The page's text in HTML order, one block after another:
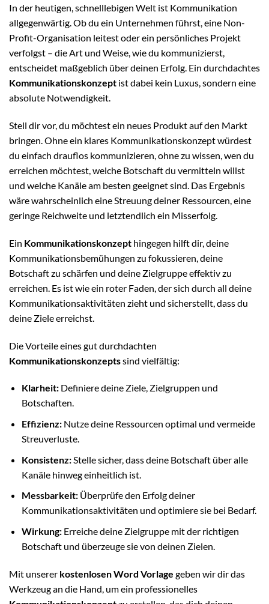
In der heutigen, schnelllebigen Welt ist Kommunikation
allgegenwärtig. Ob du ein Unternehmen führst, eine Non-
Profit-Organisation leitest oder ein persönliches Projekt
verfolgst – die Art und Weise, wie du kommunizierst,
entscheidet maßgeblich über deinen Erfolg. Ein durchdachtes
Kommunikationskonzept ist dabei kein Luxus, sondern eine
absolute Notwendigkeit.
Stell dir vor, du möchtest ein neues Produkt auf den Markt
bringen. Ohne ein klares Kommunikationskonzept würdest
du einfach drauflos kommunizieren, ohne zu wissen, wen du
erreichen möchtest, welche Botschaft du vermitteln willst
und welche Kanäle am besten geeignet sind. Das Ergebnis
wäre wahrscheinlich eine Streuung deiner Ressourcen, eine
geringe Reichweite und letztendlich ein Misserfolg.
Ein Kommunikationskonzept hingegen hilft dir, deine
Kommunikationsbemühungen zu fokussieren, deine
Botschaft zu schärfen und deine Zielgruppe effektiv zu
erreichen. Es ist wie ein roter Faden, der sich durch all deine
Kommunikationsaktivitäten zieht und sicherstellt, dass du
deine Ziele erreichst.
Die Vorteile eines gut durchdachten
Kommunikationskonzeptssind vielfältig:
Klarheit:Definiere deine Ziele, Zielgruppen und
Botschaften.
Effizienz:Nutze deine Ressourcen optimal und vermeide
Streuverluste.
Konsistenz:Stelle sicher, dass deine Botschaft über alle
Kanäle hinweg einheitlich ist.
Messbarkeit:Überprüfe den Erfolg deiner
Kommunikationsaktivitäten und optimiere sie bei Bedarf.
Wirkung:Erreiche deine Zielgruppe mit der richtigen
Botschaft und überzeuge sie von deinen Zielen.
Mit unserer kostenlosen Word Vorlage geben wir dir das
Werkzeug an die Hand, um ein professionelles